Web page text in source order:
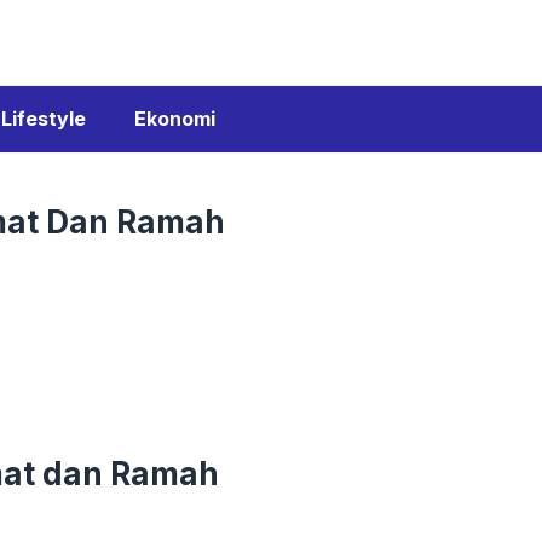
Lifestyle Ekonomi
Dan Ramah
dan Ramah